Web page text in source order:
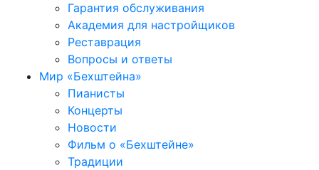
Гарантия обслуживания
Академия для настройщиков
Реставрация
Вопросы и ответы
Мир «Бехштейна»
Пианисты
Концерты
Новости
Фильм о «Бехштейне»
Традиции